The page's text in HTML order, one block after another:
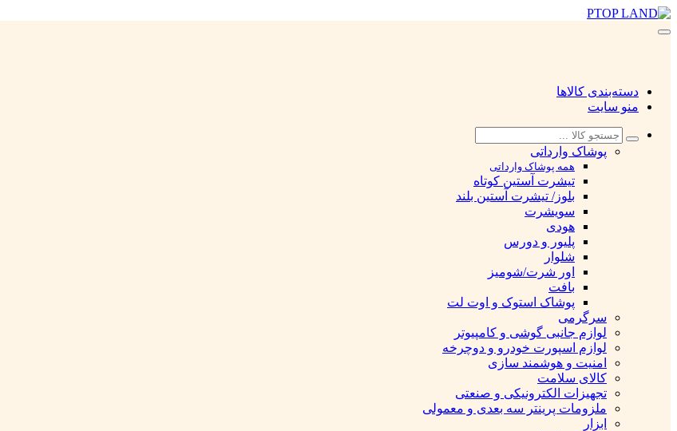
دسته‌بندی کالاها
منو سایت
پوشاک وارداتی
همه پوشاک وارداتی
تیشرت آستین کوتاه
بلوز/ تیشرت آستین بلند
سویشرت
هودی
پلیور و دورس
شلوار
اور شرت/شومیز
بافت
پوشاک استوک و اوت لت
سرگرمی
لوازم جانبی گوشی و کامپیوتر
لوازم اسپورت خودرو و دوچرخه
امنیت و هوشمند سازی
کالای سلامت
تجهیزات الکترونیکی و صنعتی
ملزومات پرینتر سه بعدی و معمولی
ابزار